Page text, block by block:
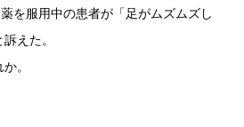
を服用中の患者が「足がムズムズし
えた。
。